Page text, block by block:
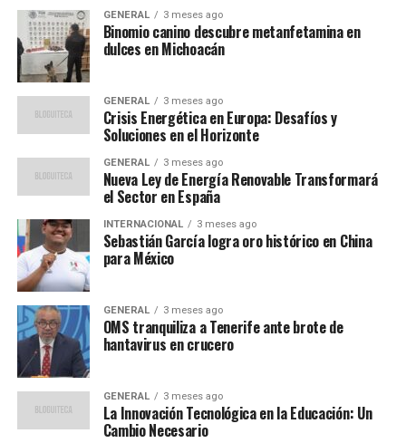
Opiniones de Expertos
El economista José Martínez, profesor de la Universidad
Complutense de Madrid, explica que “la inflación actual
es un reflejo de múltiples factores, incluyendo la
recuperación económica desigual y las tensiones
geopolíticas que afectan el suministro de energía”.
Por otro lado, María López, analista del mercado de
consumo, señala que “los consumidores están
cambiando sus hábitos de compra, buscando
alternativas más económicas y reduciendo el gasto en
productos no esenciales”.
Medidas y Soluciones
Propuestas
El gobierno español ha anunciado una serie de medidas
para mitigar el impacto del aumento del costo de vida.
GENERAL 3 meses ago
Binomio canino descubre metanfetamina en
dulces en Michoacán
GENERAL 3 meses ago
Crisis Energética en Europa: Desafíos y
Soluciones en el Horizonte
GENERAL 3 meses ago
Nueva Ley de Energía Renovable Transformará
el Sector en España
INTERNACIONAL 3 meses ago
Sebastián García logra oro histórico en China
para México
GENERAL 3 meses ago
OMS tranquiliza a Tenerife ante brote de
hantavirus en crucero
GENERAL 3 meses ago
La Innovación Tecnológica en la Educación: Un
Cambio Necesario